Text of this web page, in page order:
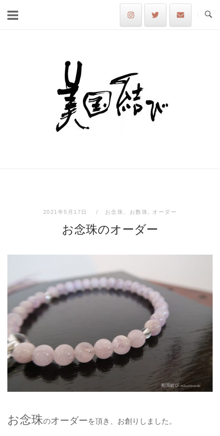
Home
2021年5月17日 お念珠、お数珠 オーダー
お念珠のオーダー
お念珠のオーダーを頂き、お創りしました。